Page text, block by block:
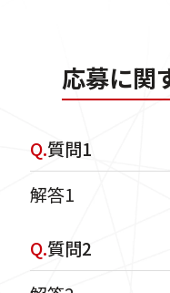
応募に関
Q.質問1
解答1
Q.質問2